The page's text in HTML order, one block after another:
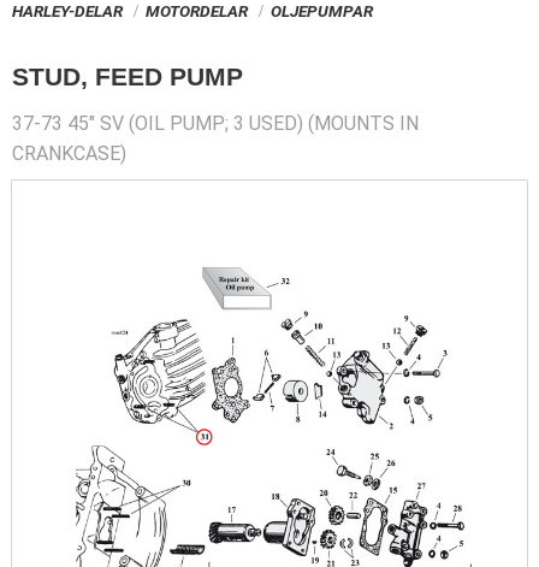
HARLEY-DELAR MOTORDELAR OLJEPUMPAR
STUD, FEED PUMP
37-73 45" SV (OIL PUMP; 3 USED) (MOUNTS IN
CRANKCASE)